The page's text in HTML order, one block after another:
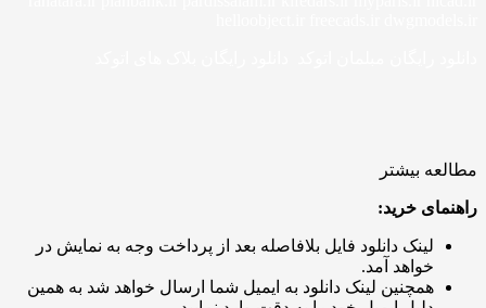
بیشتر
خرید:
لینک دانلود فایل بلافاصله بعد از پرداخت وجه به نمایش در
خواهد آمد.
همچنین لینک دانلود به ایمیل شما ارسال خواهد شد به همین